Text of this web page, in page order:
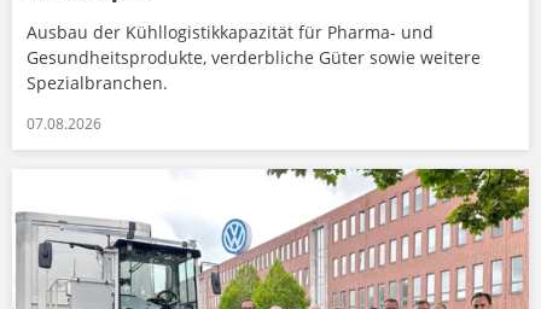
Ausbau der Kühllogistikkapazität für Pharma- und
Gesundheitsprodukte, verderbliche Güter sowie weitere
Spezialbranchen.
07.08.2026